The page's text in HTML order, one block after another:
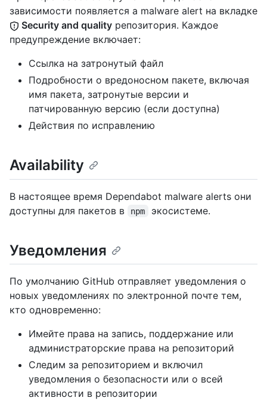
зависимости появляется a malware alert на вкладке
Security and quality репозитория. Каждое
предупреждение включает:
Ссылка на затронутый файл
Подробности о вредоносном пакете, включая
имя пакета, затронутые версии и
патчированную версию (если доступна)
Действия по исправлению
Availability
В настоящее время Dependabot malware alerts они
доступны для пакетов в
npm экосистеме.
Уведомления
По умолчанию GitHub отправляет уведомления о
новых уведомлениях по электронной почте тем,
кто одновременно:
Имейте права на запись, поддержание или
администраторские права на репозиторий
Следим за репозиторием и включил
уведомления о безопасности или о всей
активности в репозитории